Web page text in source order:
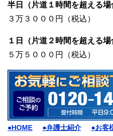
半日（片道１時間を超える場
３万３０００円（税込）
１日（片道２時間を超える場
５万５０００円（税込）
●HOME ●弁護士紹介 ●お客